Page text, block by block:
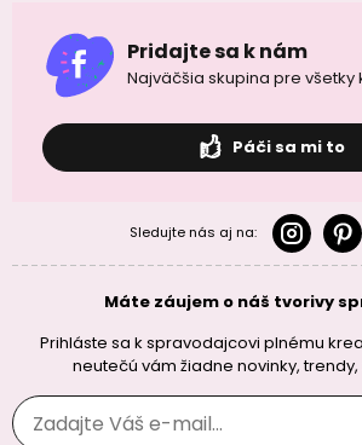
Pridajte sa k nám
Najväčšia skupina pre
Páči sa mi to
Sledujte nás aj na:
Máte záujem o náš tvorivy
Prihláste sa k spravodajcovi plnému
neutečú vám žiadne novinky,